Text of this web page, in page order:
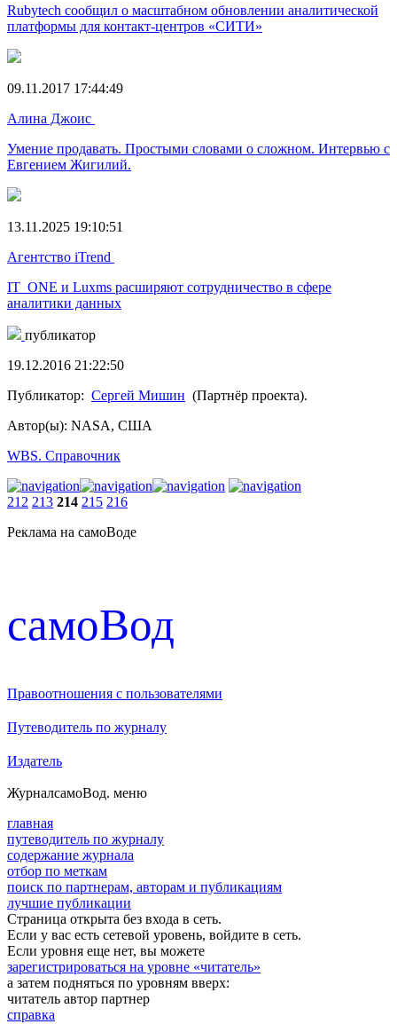
Rubytech сообщил о масштабном обновлении аналитической
платформы для контакт-центров «СИТИ»
09.11.2017 17:44:49
Алина Джоис
Умение продавать. Простыми словами о сложном. Интервью с
Евгением Жигилий.
13.11.2025 19:10:51
Агентство iTrend
IT_ONE и Luxms расширяют сотрудничество в сфере
аналитики данных
публикатор
19.12.2016 21:22:50
Публикатор: Сергей Мишин (Партнёр проекта).
Автор(ы): NASA, США
WBS. Справочник
212 213 214 215 216
Реклама на самоВоде
cамоВод
Правоотношения с пользователями
Путеводитель по журналу
Издатель
ЖурналсамоВод. меню
главная
путеводитель по журналу
содержание журнала
отбор по меткам
поиск по партнерам, авторам и публикациям
лучшие публикации
Страница открыта без входа в сеть.
Если у вас есть сетевой уровень, войдите в сеть.
Если уровня еще нет, вы можете
зарегистрироваться на уровне «читатель»
а затем подняться по уровням вверх:
читатель автор партнер
справка